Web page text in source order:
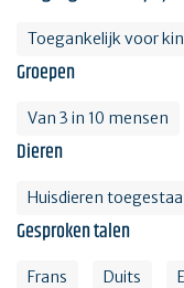
Toegankelijk voor
Groepen
Van 3 in 10 mensen
Dieren
Huisdieren
Gesproken talen
Frans Duits